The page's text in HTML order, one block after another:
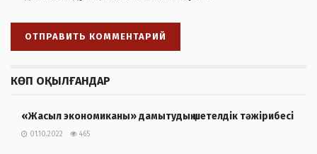
КӨП ОҚЫЛҒАНДАР
«Жасыл экономиканы» дамытудың шетелдік тәжірибесі
01.10.2022 465